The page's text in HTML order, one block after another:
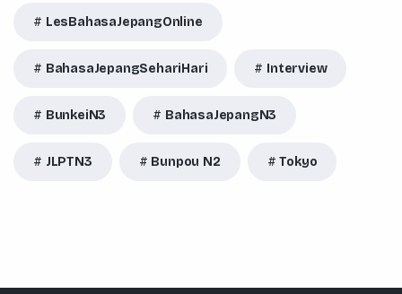
LesBahasaJepangOnline
BahasaJepangSehariHari Interview
BunkeiN3 BahasaJepangN3
JLPTN3 Bunpou N2 Tokyo